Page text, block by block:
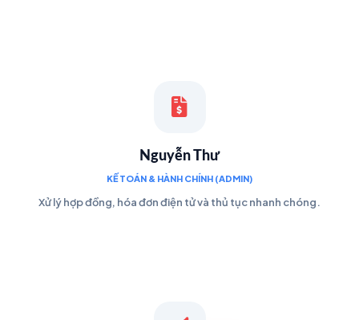
Nguyễn Thư
KẾ TOÁN & HÀNH CHÍNH (ADMIN)
Xử lý hợp đồng, hóa đơn điện tử và thủ tục nhanh chóng.